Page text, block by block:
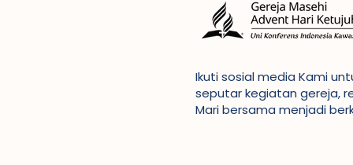
GMAHK di
Indonesia
Ikuti sosial media Kami
seputar kegiatan gereja,
Mari bersama menjadi